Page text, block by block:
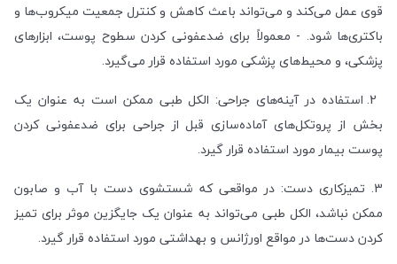
قوی عمل می‌کند و می‌تواند باعث کاهش و کنترل جمعیت میکروب‌ها و
باکتری‌ها شود. - معمولاً برای ضدعفونی کردن سطوح پوست، ابزارهای
پزشکی، و محیط‌های پزشکی مورد استفاده قرار می‌گیرد.
2. استفاده در آینه‌های جراحی: الکل طبی ممکن است به عنوان یک
بخش از پروتکل‌های آماده‌سازی قبل از جراحی برای ضدعفونی کردن
پوست بیمار مورد استفاده قرار گیرد.
3. تمیزکاری دست: در مواقعی که شستشوی دست با آب و صابون
ممکن نباشد، الکل طبی می‌تواند به عنوان یک جایگزین موثر برای تمیز
کردن دست‌ها در مواقع اورژانس و بهداشتی مورد استفاده قرار گیرد.